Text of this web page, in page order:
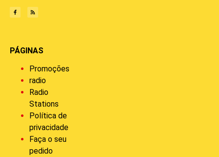
PÁGINAS
Promoções
radio
Radio
Stations
Política de
privacidade
Faça o seu
pedido